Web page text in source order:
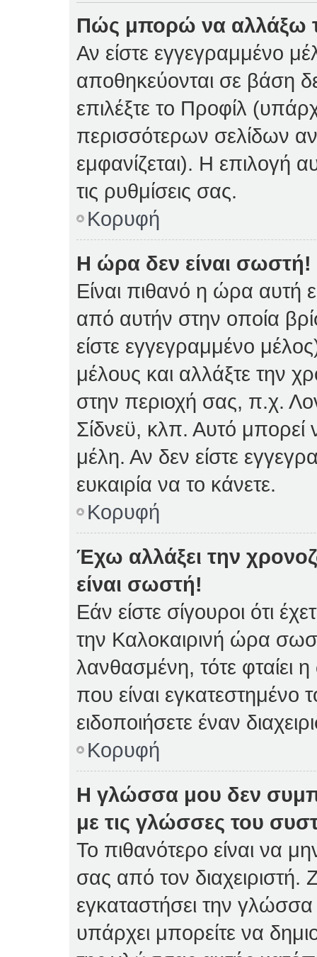
Πώς μπορώ να αλλάξω
Αν είστε εγγεγραμμένο
αποθηκεύονται σε βάση
επιλέξτε το Προφίλ
περισσότερων σελίδων
εμφανίζεται). Η επιλογή
τις ρυθμίσεις σας.
Κορυφή
Η ώρα δεν είναι σωστή!
Είναι πιθανό η ώρα αυτή
από αυτήν στην οποία
είστε εγγεγραμμένο
μέλους και αλλάξτε την
στην περιοχή σας, π.χ.
Σίδνεϋ, κλπ. Αυτό μπορεί
μέλη. Αν δεν είστε
ευκαιρία να το κάνετε.
Κορυφή
Έχω αλλάξει την
είναι σωστή!
Εάν είστε σίγουροι ότι
την Καλοκαιρινή ώρα
λανθασμένη, τότε φταίει
που είναι
ειδοποιήσετε έναν
Κορυφή
Η γλώσσα μου δεν
με τις γλώσσες του
Το πιθανότερο είναι να
σας από τον διαχειριστή.
εγκαταστήσει την
υπάρχει μπορείτε να